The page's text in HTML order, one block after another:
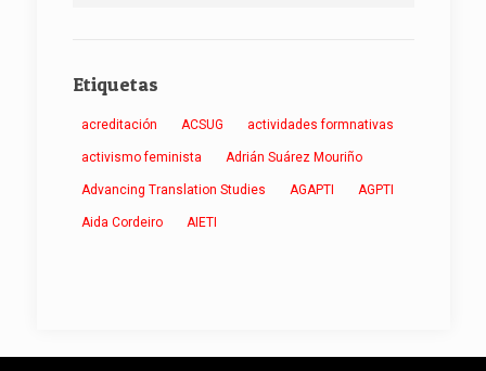
Etiquetas
acreditación ACSUG actividades formnativas
activismo feminista Adrián Suárez Mouriño
Advancing Translation Studies AGAPTI AGPTI
Aida Cordeiro AIETI